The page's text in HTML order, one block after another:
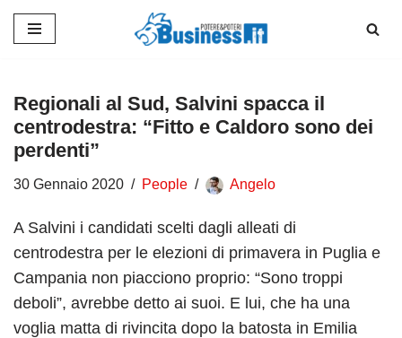
contenuto
Regionali al Sud, Salvini spacca il
centrodestra: “Fitto e Caldoro sono dei
perdenti”
30 Gennaio 2020 People Angelo
A Salvini i candidati scelti dagli alleati di
centrodestra per le elezioni di primavera in Puglia e
Campania non piacciono proprio: “Sono troppi
deboli”, avrebbe detto ai suoi. E lui, che ha una
voglia matta di rivincita dopo la batosta in Emilia